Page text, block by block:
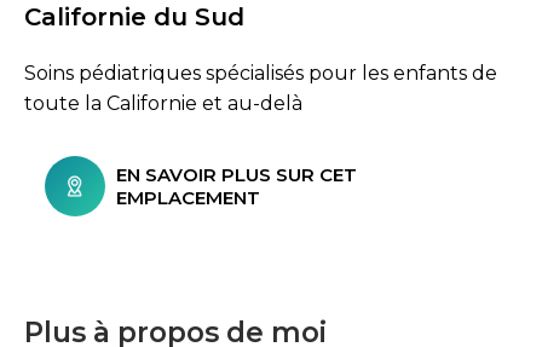
Californie du Sud
Soins pédiatriques spécialisés pour les enfants de
toute la Californie et au-delà
EN SAVOIR PLUS SUR CET
EMPLACEMENT
Plus à propos de moi